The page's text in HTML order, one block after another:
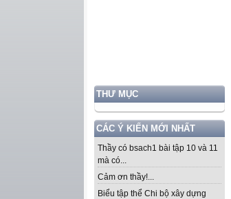
THƯ MỤC
CÁC Ý KIẾN MỚI NHẤT
Thầy có bsach1 bài tập 10 và 11
mà có...
Cảm ơn thầy!...
Biểu tập thể Chi bộ xây dựng